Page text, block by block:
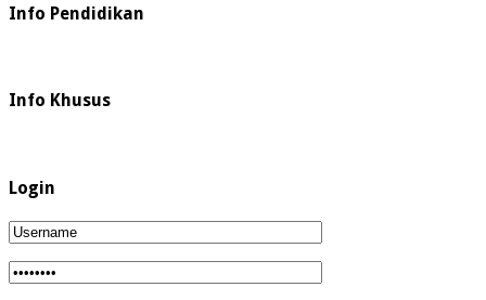
Info Pendidikan
Info Khusus
Login